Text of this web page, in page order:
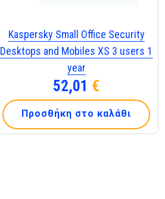
Kaspersky Small Office Security
Desktops and Mobiles XS 3 users 1
year
52,01 €
Προσθήκη στο καλάθι